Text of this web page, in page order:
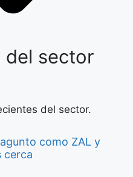
del sector
del sector.
como ZAL y
cerca